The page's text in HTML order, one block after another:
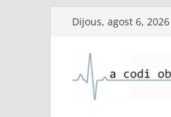
content
Dijous, agost 6, 2026